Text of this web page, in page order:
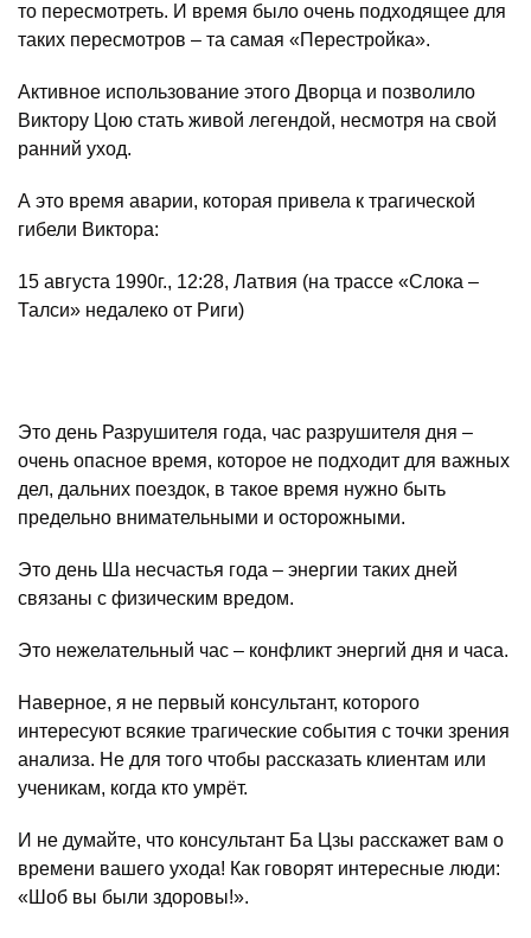
то пересмотреть. И время было очень подходящее для
таких пересмотров – та самая «Перестройка».
Активное использование этого Дворца и позволило
Виктору Цою стать живой легендой, несмотря на свой
ранний уход.
А это время аварии, которая привела к трагической
гибели Виктора:
15 августа 1990г., 12:28, Латвия (на трассе «Слока –
Талси» недалеко от Риги)
Это день Разрушителя года, час разрушителя дня –
очень опасное время, которое не подходит для важных
дел, дальних поездок, в такое время нужно быть
предельно внимательными и осторожными.
Это день Ша несчастья года – энергии таких дней
связаны с физическим вредом.
Это нежелательный час – конфликт энергий дня и часа.
Наверное, я не первый консультант, которого
интересуют всякие трагические события с точки зрения
анализа. Не для того чтобы рассказать клиентам или
ученикам, когда кто умрёт.
И не думайте, что консультант Ба Цзы расскажет вам о
времени вашего ухода! Как говорят интересные люди:
«Шоб вы были здоровы!».